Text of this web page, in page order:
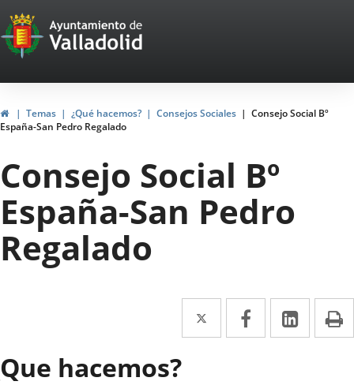
Portal
Web
del
Ayuntamiento
de
Valladolid
HomeTemas ¿Qué hacemos? Consejos Sociales
Consejo Social Bº
España-San Pedro Regalado
Consejo Social Bº
España-San Pedro
Regalado
Twitter
Enlace
a
Facebook
Enlace
a
Enlace
a
hacemos?